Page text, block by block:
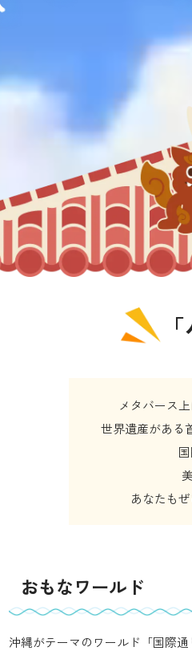
メタバース
世界遺産がある
あなたも
おもなワールド
沖縄がテーマのワールド「国際